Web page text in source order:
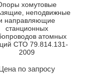
хомутовые
неподвижные
направляющие
станционных
атомных
СТО 79.814.131-
2009
по запросу